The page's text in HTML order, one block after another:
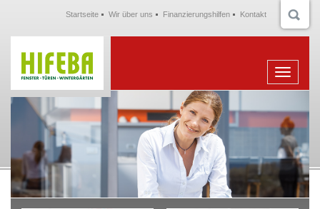
Startseite Wir über uns Finanzierungshilfen Kontakt
Menu